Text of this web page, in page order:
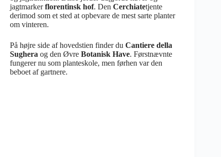
jagtmarkerflorentinsk hof. Den Cerchiatetjente
derimod som et sted at opbevare de mest sarte planter
om vinteren.
På højre side af hovedstien finder du Cantiere della
Sughera og den Øvre Botanisk Have. Førstnævnte
fungerer nu som planteskole, men førhen var den
beboet af gartnere.